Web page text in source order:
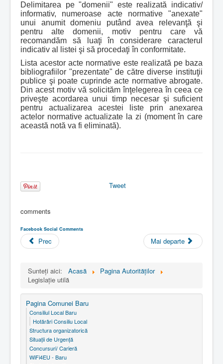
Delimitarea pe "domenii" este realizată indicativ/
informativ, numeroase acte normative "anexate"
unui anumit domeniu putând avea relevanţă şi
pentru alte domenii, motiv pentru care vă
recomandăm să luaţi în considerare caracterul
indicativ al listei şi să procedaţi în conformitate.
Lista acestor acte normative este realizată pe baza
bibliografiilor "prezentate" de către diverse instituţii
publice şi poate cuprinde acte normative abrogate.
Din acest motiv vă solicităm înţelegerea în ceea ce
priveşte acordarea unui timp necesar şi suficient
pentru actualizarea acestei liste prin anexarea
actelor normative actualizate la zi (moment în care
această notă va fi eliminată).
Tweet
comments
Facebook Social Comments
Prec Mai departe
Sunteți aici: Acasă
Pagina Autorităţilor
Legislaţie utilă
Pagina Comunei Baru
Consiliul Local Baru
Hotărâri Consiliu Local
Structura organizatorică
Situaţii de Urgenţă
Concursuri/ Carieră
WiFi4EU - Baru